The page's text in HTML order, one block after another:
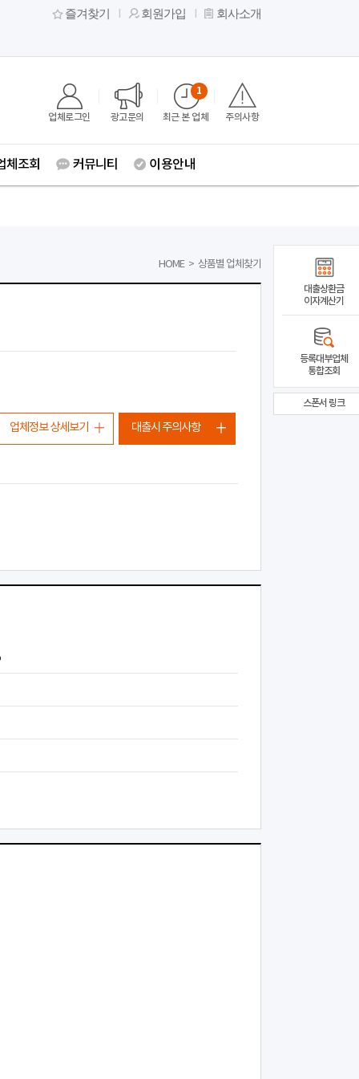
즐겨찾기 회원가입 회사소개
업체로그인 광고문의 최근 본 업체
1
주의사항
체조회 커뮤니티 이용안내
HOME > 상품별 업체찾기
업체정보 상세보기 대출시 주의사항
대출상환금
이자계산기
등록대부업체
통합조회
스폰서 링크